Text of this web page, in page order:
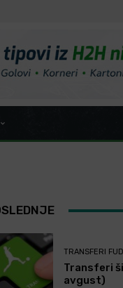
TRANSFERI
Transferi
avgust)